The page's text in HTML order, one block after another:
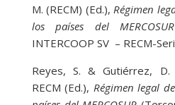
M. (RECM) (Ed.), Régimen
los países del MERCOSUR
INTERCOOP SV – RECM-
Reyes, S. & Gutiérrez, D.
RECM (Ed.), Régimen legal